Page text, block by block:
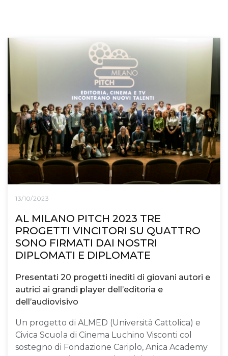
13/10/2023
AL MILANO PITCH 2023 TRE
PROGETTI VINCITORI SU QUATTRO
SONO FIRMATI DAI NOSTRI
DIPLOMATI E DIPLOMATE
Presentati 20 progetti inediti di giovani autori e
autrici ai grandi player dell’editoria e
dell’audiovisivo
Un progetto di ALMED (Università Cattolica) e
Civica Scuola di Cinema Luchino Visconti col
sostegno di Fondazione Cariplo, Anica Academy